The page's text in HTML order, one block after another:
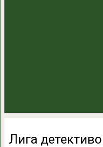
Лига